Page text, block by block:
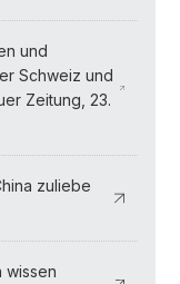
und
Schweiz und
Zeitung, 23.
zuliebe
wissen